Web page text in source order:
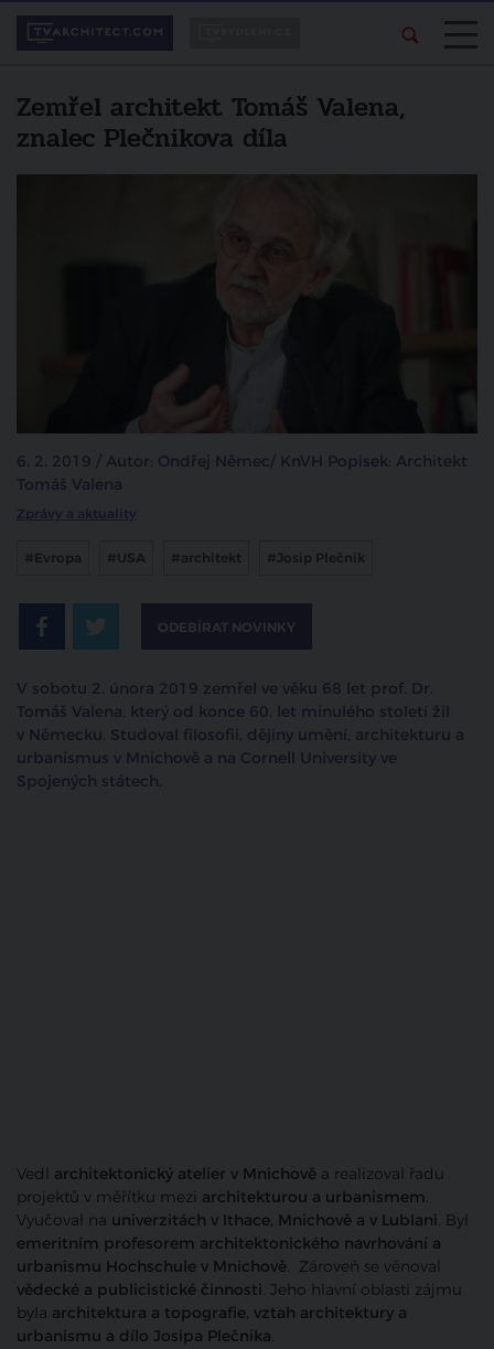
Zemřel architekt Tomáš Valena,
znalec Plečnikova díla
6. 2. 2019 / Autor: Ondřej Němec/ KnVH Popisek: Architekt
Tomáš Valena
Zprávy a aktuality
#Evropa #USA #architekt #Josip Plečnik
ODEBÍRAT NOVINKY
V sobotu 2. února 2019 zemřel ve věku 68 let prof. Dr.
Tomáš Valena, který od konce 60. let minulého století žil
v Německu. Studoval filosofii, dějiny umění, architekturu a
urbanismus v Mnichově a na Cornell University ve
Spojených státech.
Vedl architektonický atelier v Mnichově a realizoval řadu
projektů v měřítku mezi architekturou a urbanismem.
Vyučoval na univerzitách v Ithace, Mnichově a v Lublani. Byl
emeritním profesorem architektonického navrhování a
urbanismu Hochschule v Mnichově. Zároveň se věnoval
vědecké a publicistické činnosti. Jeho hlavní oblasti zájmu
byla architektura a topografie, vztah architektury a
urbanismu a dílo Josipa Plečnika.